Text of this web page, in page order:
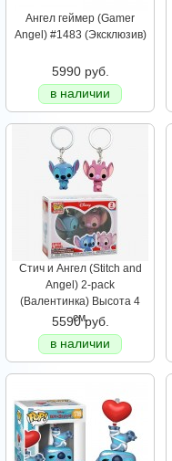
Ангел геймер (Gamer
Angel) #1483 (Эксклюзив)
5990 руб.
в наличии
Стич и Ангел (Stitch and
Angel) 2-pack
(Валентинка) Высота 4
см.
5590 руб.
в наличии